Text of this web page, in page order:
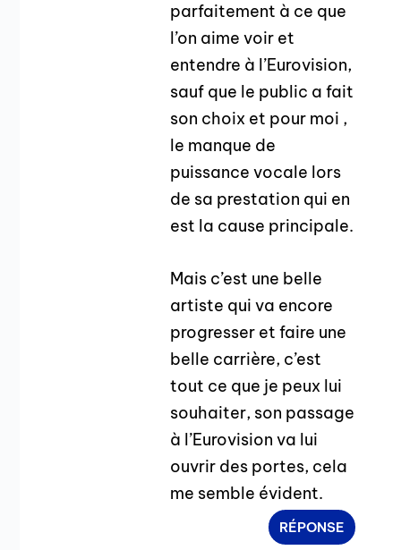
parfaitement à ce que
l’on aime voir et
entendre à l’Eurovision,
sauf que le public a fait
son choix et pour moi ,
le manque de
puissance vocale lors
de sa prestation qui en
est la cause principale.
Mais c’est une belle
artiste qui va encore
progresser et faire une
belle carrière, c’est
tout ce que je peux lui
souhaiter, son passage
à l’Eurovision va lui
ouvrir des portes, cela
me semble évident.
RÉPONSE